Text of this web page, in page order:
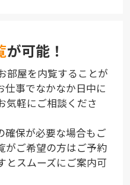
が可能！
部屋を内覧することが
仕事でなかなか日中に
気軽にご相談くださ
確保が必要な場合もご
がご希望の方はご予約
とスムーズにご案内可